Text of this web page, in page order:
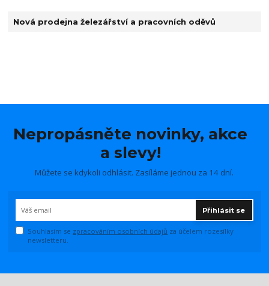
Nová prodejna železářství a pracovních oděvů
Nepropásněte novinky, akce
a slevy!
Můžete se kdykoli odhlásit. Zasíláme jednou za 14 dní.
Přihlásit se
Souhlasím se zpracováním osobních údajů za účelem rozesílky
newsletteru.